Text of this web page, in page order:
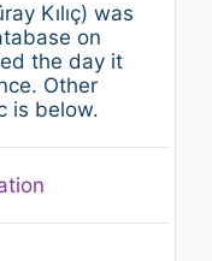
con Paulina Rubio
ago
ago
Kılıç) was
on
the day it
Other
is below.